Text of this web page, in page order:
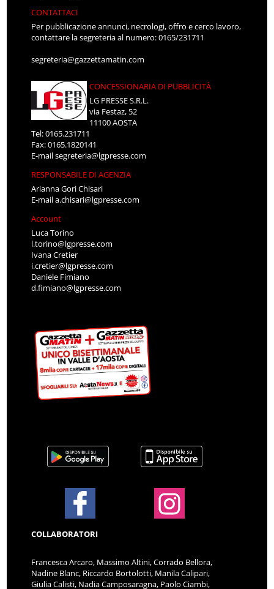
CONTATTACI
Per pubblicazione annunci, necrologi, offro e cerco lavoro,
contattare la segreteria al numero: 0165/231711
segreteria@gazzettamatin.com
CONCESSIONARIA DI PUBBLICITÀ
LG PRESSE S.R.L.
via Festaz, 52
11100 AOSTA
Tel: 0165.231711
Fax: 0165.1820141
E-mailsegreteria@lgpresse.com
RESPONSABILE DI AGENZIA
Arianna Gori Chisari
E-maila.chisari@lgpresse.com
Account
Luca Torino
l.torino@lgpresse.com
Ivana Cretier
i.cretier@lgpresse.com
Daniele Fimiano
d.fimiano@lgpresse.com
COLLABORATORI
Francesca Arcaro, Massimo Altini, Corrado Bellora,
Nadine Blanc, Riccardo Bortolotti, Manila Calipari,
Giulia Calisti, Nadia Camposaragna, Paolo Ciambi,